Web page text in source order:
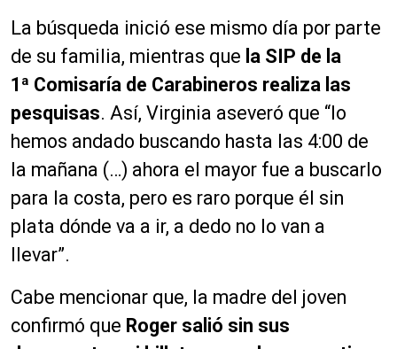
La búsqueda inició ese mismo día por parte
de su familia, mientras que la SIP de la
1ª Comisaría de Carabineros realiza las
pesquisas. Así, Virginia aseveró que “lo
hemos andado buscando hasta las 4:00 de
la mañana (…) ahora el mayor fue a buscarlo
para la costa, pero es raro porque él sin
plata dónde va a ir, a dedo no lo van a
llevar”.
Cabe mencionar que, la madre del joven
confirmó que Roger salió sin sus